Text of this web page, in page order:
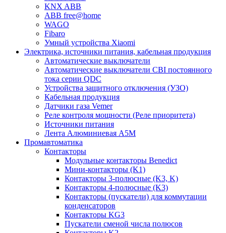
KNX ABB
ABB free@home
WAGO
Fibaro
Умный устройства Xiaomi
Электрика, источники питания, кабельная продукция
Автоматические выключатели
Автоматические выключатели CBI постоянного
тока серии QDC
Устройства защитного отключения (УЗО)
Кабельная продукция
Датчики газа Vemer
Реле контроля мощности (Реле приоритета)
Источники питания
Лента Алюминиевая А5М
Промавтоматика
Контакторы
Модульные контакторы Benedict
Мини-контакторы (K1)
Контакторы 3-полюсные (K3, K)
Контакторы 4-полюсные (K3)
Контакторы (пускатели) для коммутации
конденсаторов
Контакторы KG3
Пускатели сменой числа полюсов